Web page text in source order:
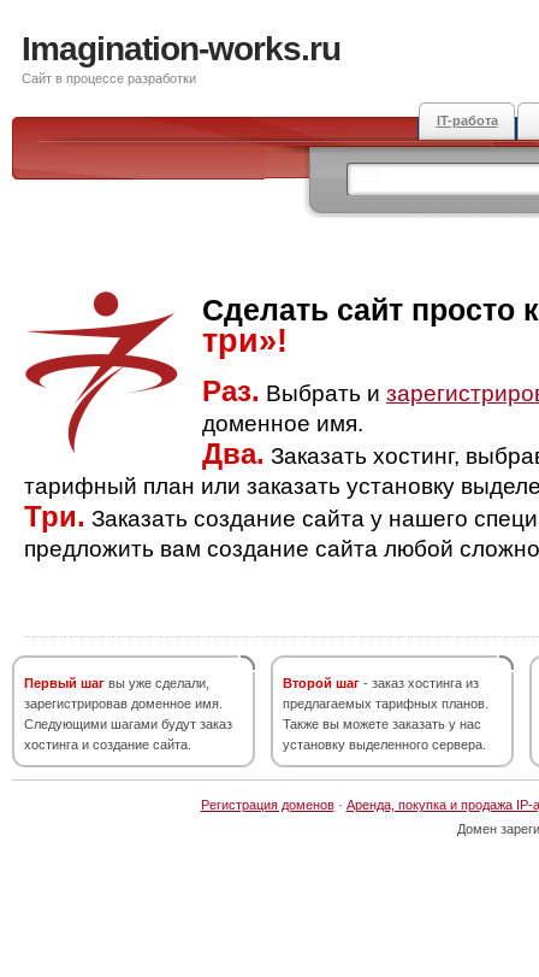
Imagination-works.ru
Сайт в процессе разработки
IT-работа
Сделать сайт просто
три»!
Раз. Выбрать и
доменное имя.
Два. Заказать хостинг,
тарифный план или заказать установку
Три. Заказать создание сайта у нашего
предложить вам создание сайта любой
Первый шаг вы уже сделали,
зарегистрировав доменное имя.
Следующими шагами будут заказ
хостинга и создание сайта.
Второй шаг - заказ хостинга из
предлагаемых тарифных планов.
Также вы можете заказать у нас
установку выделенного сервера.
Регистрация доменов· Аренда, покупка и продажа IP-
Домен